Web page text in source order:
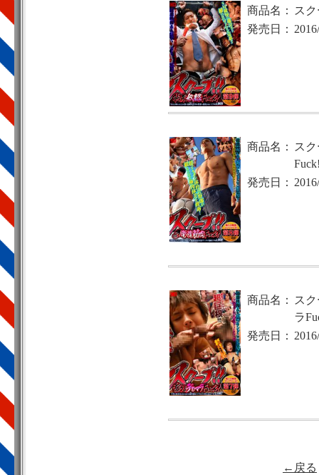
商品名：
ス
発売日：
商品名：
ス
発売日：
商品名：
ス
ラ
発売日：
←戻る